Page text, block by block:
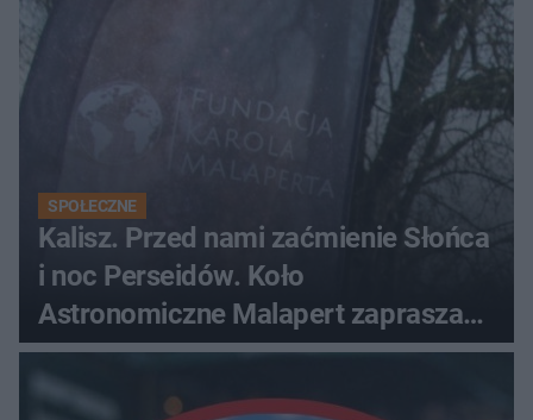
SPOŁECZNE
Kalisz. Przed nami zaćmienie Słońca
i noc Perseidów. Koło
Astronomiczne Malapert zaprasza
na wspólne obserwacje